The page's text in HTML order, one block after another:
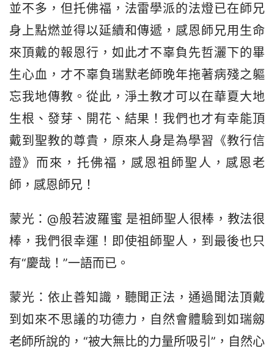
並不多，但托佛福，法雷學派的法燈已在師兄
身上點燃並得以延續和傳遞，感恩師兄用生命
來頂戴的報恩行，如此才不辜負先哲灑下的畢
生心血，才不辜負瑞默老師晚年拖著病殘之軀
忘我地傳教。從此，淨土教才可以在華夏大地
生根、發芽、開花、結果！我們也才有幸能頂
戴到聖教的尊貴，原來人身是為學習《教行信
證》而來，托佛福，感恩祖師聖人，感恩老
師，感恩師兄！
蒙光：@般若波羅蜜 是祖師聖人很棒，教法很
棒，我們很幸運！即使祖師聖人，到最後也只
有“慶哉！”一語而已。
蒙光：依止善知識，聽聞正法，通過聞法頂戴
到如來不思議的功德力，自然會體驗到如瑞劔
老師所說的，“被大無比的力量所吸引”，自然心